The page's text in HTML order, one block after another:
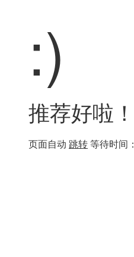
:)
推荐好啦！
页面自动 跳转等待时间：